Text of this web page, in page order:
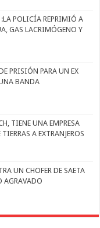
POLICÍA REPRIMIÓ A
GAS LACRIMÓGENO Y
PRISIÓN PARA UN EX
BANDA
TIENE UNA EMPRESA
A EXTRANJEROS
UN CHOFER DE SAETA
AGRAVADO